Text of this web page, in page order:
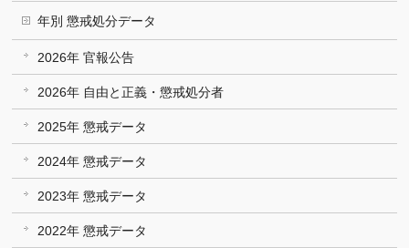
年別 懲戒処分データ
2026年 官報公告
2026年 自由と正義・懲戒処分者
2025年 懲戒データ
2024年 懲戒データ
2023年 懲戒データ
2022年 懲戒データ